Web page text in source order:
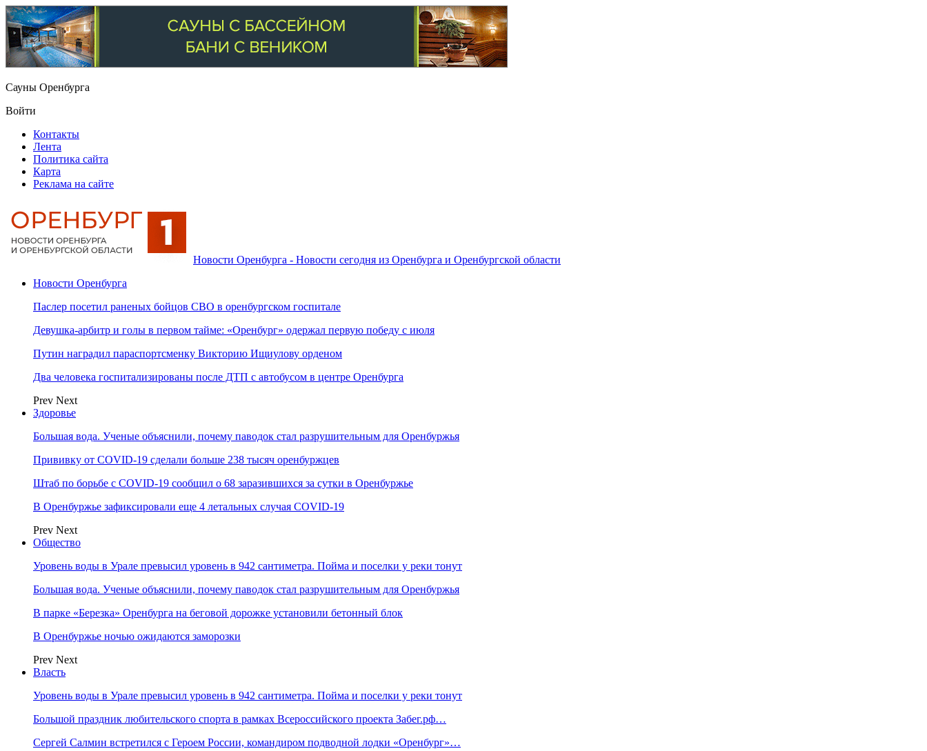
Сауны Оренбурга
Войти
Контакты
Лента
Политика сайта
Карта
Реклама на сайте
Новости Оренбурга - Новости сегодня из Оренбурга и Оренбургской области
Новости Оренбурга
Паслер посетил раненых бойцов СВО в оренбургском госпитале
Девушка-арбитр и голы в первом тайме: «Оренбург» одержал первую победу с июля
Путин наградил параспортсменку Викторию Ищиулову орденом
Два человека госпитализированы после ДТП с автобусом в центре Оренбурга
Prev Next
Здоровье
Большая вода. Ученые объяснили, почему паводок стал разрушительным для Оренбуржья
Прививку от COVID-19 сделали больше 238 тысяч оренбуржцев
Штаб по борьбе с СOVID-19 сообщил о 68 заразившихся за сутки в Оренбуржье
В Оренбуржье зафиксировали еще 4 летальных случая COVID-19
Prev Next
Общество
Уровень воды в Урале превысил уровень в 942 сантиметра. Пойма и поселки у реки тонут
Большая вода. Ученые объяснили, почему паводок стал разрушительным для Оренбуржья
В парке «Березка» Оренбурга на беговой дорожке установили бетонный блок
В Оренбуржье ночью ожидаются заморозки
Prev Next
Власть
Уровень воды в Урале превысил уровень в 942 сантиметра. Пойма и поселки у реки тонут
Большой праздник любительского спорта в рамках Всероссийского проекта Забег.рф…
Сергей Салмин встретился с Героем России, командиром подводной лодки «Оренбург»…